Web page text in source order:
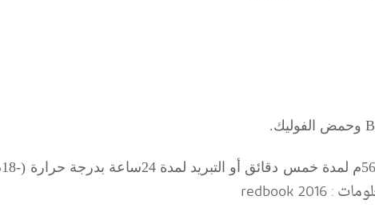
وحمض الفوليك.
redbook 2016